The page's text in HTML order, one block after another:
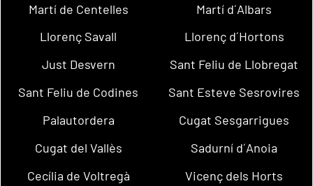
Martí de Centelles
Martí d´Albars
Llorenç Savall
Llorenç d´Hortons
Just Desvern
Sant Feliu de Llobregat
Sant Feliu de Codines
Sant Esteve Sesrovires
Palautordera
Cugat Sesgarrigues
Cugat del Vallès
Sadurní d´Anoia
Cecília de Voltregà
Vicenç dels Horts